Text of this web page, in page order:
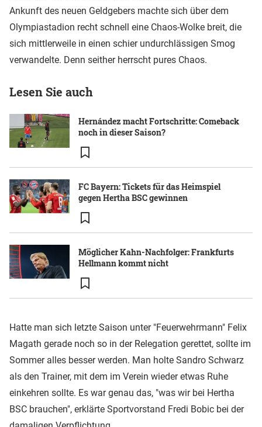
Ankunft des neuen Geldgebers machte sich über dem
Olympiastadion recht schnell eine Chaos-Wolke breit, die
sich mittlerweile in einen schier undurchlässigen Smog
verwandelte. Denn seither herrscht pures Chaos.
Lesen Sie auch
Hernández macht Fortschritte: Comeback
noch in dieser Saison?
FC Bayern: Tickets für das Heimspiel
gegen Hertha BSC gewinnen
Möglicher Kahn-Nachfolger: Frankfurts
Hellmann kommt nicht
Hatte man sich letzte Saison unter "Feuerwehrmann" Felix
Magath gerade noch so in der Relegation gerettet, sollte im
Sommer alles besser werden. Man holte Sandro Schwarz
als den Trainer, mit dem im Verein wieder etwas Ruhe
einkehren sollte. Es war genau das, "was wir bei Hertha
BSC brauchen", erklärte Sportvorstand Fredi Bobic bei der